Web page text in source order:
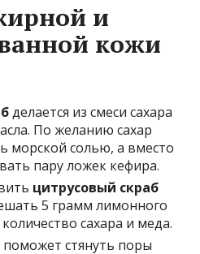
и
кожи
делается из смеси сахара
По желанию сахар
морской солью, а вместо
пару ложек кефира.
цитрусовый скраб
5 грамм лимонного
сахара и меда.
поможет стянуть поры